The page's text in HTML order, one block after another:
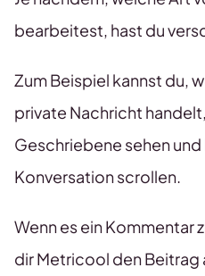
bearbeitest, hast du
Zum Beispiel kannst du,
private Nachricht
Geschriebene sehen
Konversation scrollen.
Wenn es ein Kommentar
dir Metricool den Beitrag